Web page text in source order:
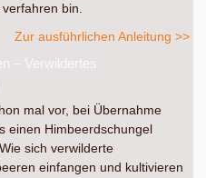
bin.
Zur ausführlichen Anleitung >>
– Verwildertes
mal vor, bei Übernahme
einen Himbeerdschungel
sich verwilderte
einfangen und kultivieren